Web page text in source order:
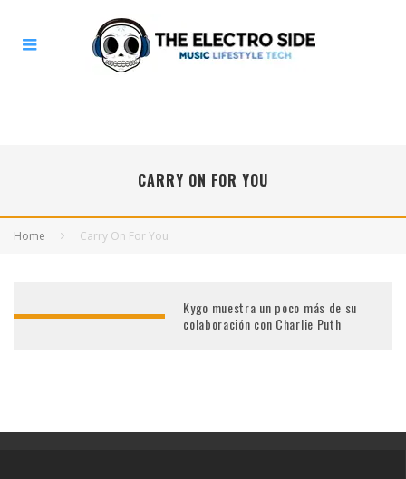
CARRY ON FOR YOU
Home Carry On For You
Kygo muestra un poco más de su
colaboración con Charlie Puth